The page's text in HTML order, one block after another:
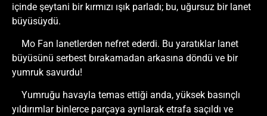
içinde şeytani bir kırmızı ışık parladı; bu, uğursuz bir lanet
büyüsüydü.
Mo Fan lanetlerden nefret ederdi. Bu yaratıklar lanet
büyüsünü serbest bırakamadan arkasına döndü ve bir
yumruk savurdu!
Yumruğu havayla temas ettiği anda, yüksek basınçlı
yıldırımlar binlerce parçaya ayrılarak etrafa saçıldı ve